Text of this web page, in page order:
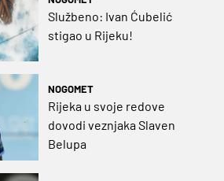
Službeno: Ivan Ćubelić
stigao u Rijeku!
NOGOMET
Rijeka u svoje redove
dovodi veznjaka Slaven
Belupa